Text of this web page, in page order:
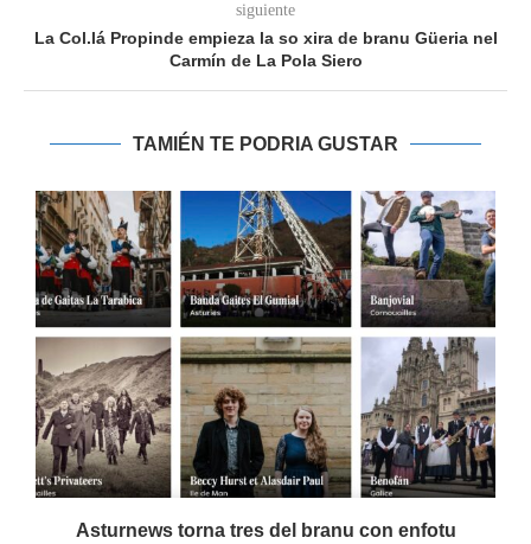
siguiente
La Col.lá Propinde empieza la so xira de branu Güeria nel
Carmín de La Pola Siero
TAMIÉN TE PODRIA GUSTAR
Asturnews torna tres del branu con enfotu